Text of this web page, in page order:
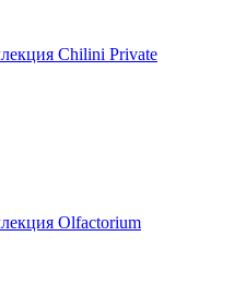
Chilini Private
Olfactorium